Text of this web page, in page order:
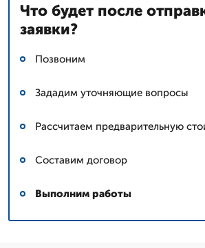
Что будет после
заявки?
Позвоним
Зададим уточняющие вопросы
Рассчитаем предварительную
Составим договор
Выполним работы